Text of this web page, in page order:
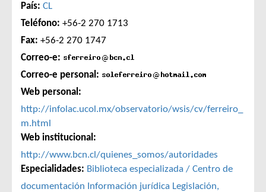
País: CL
Teléfono: +56-2 270 1713
Fax: +56-2 270 1747
Correo-e:
Correo-e personal:
Web personal:
http://infolac.ucol.mx/observatorio/wsis/cv/ferreiro_
m.html
Web institucional:
http://www.bcn.cl/quienes_somos/autoridades
Especialidades: Biblioteca especializada / Centro de
documentación Información jurídica Legislación,